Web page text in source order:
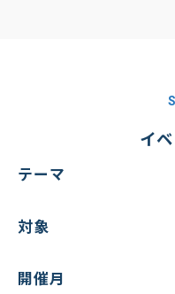
イ
テーマ
対象
開催月